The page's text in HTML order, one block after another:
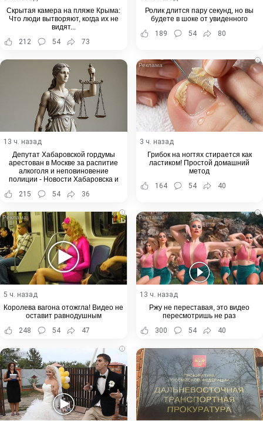
Скрытая камера на пляже Крыма:
Что люди вытворяют, когда их не
видят...
212
54 73
Ролик длится пару секунд, но вы
будете в шоке от увиденного
189
54 80
13 ч. назад
Депутат Хабаровской гордумы
арестован в Москве за распитие
алкоголя и неповиновение
полиции - Новости Хабаровска и
215 54 36
i
3 ч. назад
Грибок на ногтях стирается как
ластиком! Простой домашний
метод
164
54 40
i
5 ч. назад
Королева вагона отожгла! Видео не
оставит равнодушным
248
54 47
i
13 ч. назад
Ржу не переставая, это видео
пересмотришь не раз
300
54 40
i